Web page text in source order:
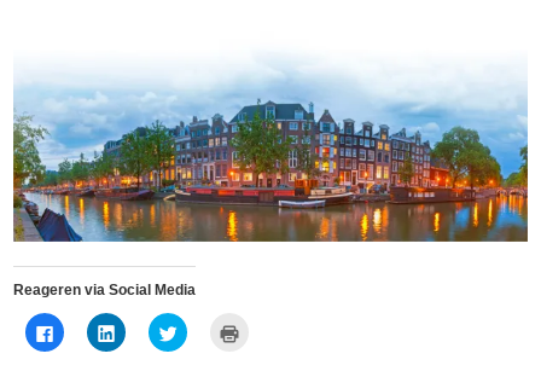
Reageren via Social Media
Klik
om
Klik
om
Klik
om